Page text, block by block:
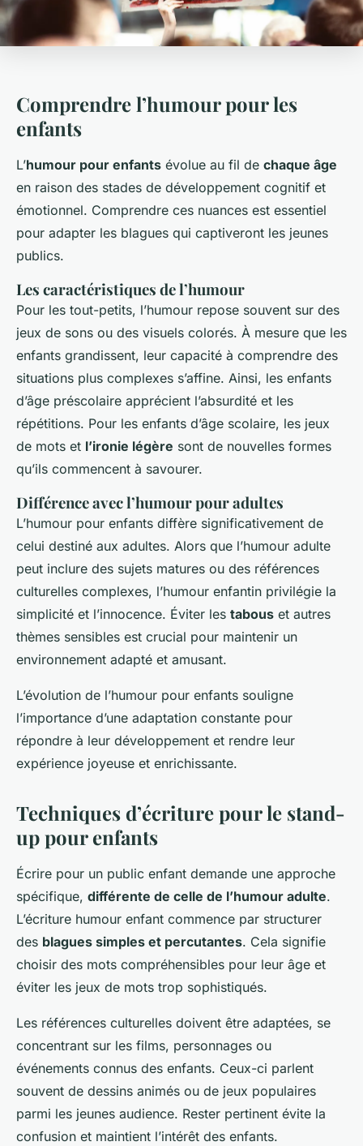
Comprendre l’humour pour les
enfants
L’humour pour enfants évolue au fil de chaque âge
en raison des stades de développement cognitif et
émotionnel. Comprendre ces nuances est essentiel
pour adapter les blagues qui captiveront les jeunes
publics.
Les caractéristiques de l’humour
Pour les tout-petits, l’humour repose souvent sur des
jeux de sons ou des visuels colorés. À mesure que les
enfants grandissent, leur capacité à comprendre des
situations plus complexes s’affine. Ainsi, les enfants
d’âge préscolaire apprécient l’absurdité et les
répétitions. Pour les enfants d’âge scolaire, les jeux
de mots et l’ironie légère sont de nouvelles formes
qu’ils commencent à savourer.
Différence avec l’humour pour adultes
L’humour pour enfants diffère significativement de
celui destiné aux adultes. Alors que l’humour adulte
peut inclure des sujets matures ou des références
culturelles complexes, l’humour enfantin privilégie la
simplicité et l’innocence. Éviter les tabous et autres
thèmes sensibles est crucial pour maintenir un
environnement adapté et amusant.
L’évolution de l’humour pour enfants souligne
l’importance d’une adaptation constante pour
répondre à leur développement et rendre leur
expérience joyeuse et enrichissante.
Techniques d’écriture pour le stand-
up pour enfants
Écrire pour un public enfant demande une approche
spécifique, différente de celle de l’humour adulte.
L’écriture humour enfant commence par structurer
des blagues simples et percutantes. Cela signifie
choisir des mots compréhensibles pour leur âge et
éviter les jeux de mots trop sophistiqués.
Les références culturelles doivent être adaptées, se
concentrant sur les films, personnages ou
événements connus des enfants. Ceux-ci parlent
souvent de dessins animés ou de jeux populaires
parmi les jeunes audience. Rester pertinent évite la
confusion et maintient l’intérêt des enfants.